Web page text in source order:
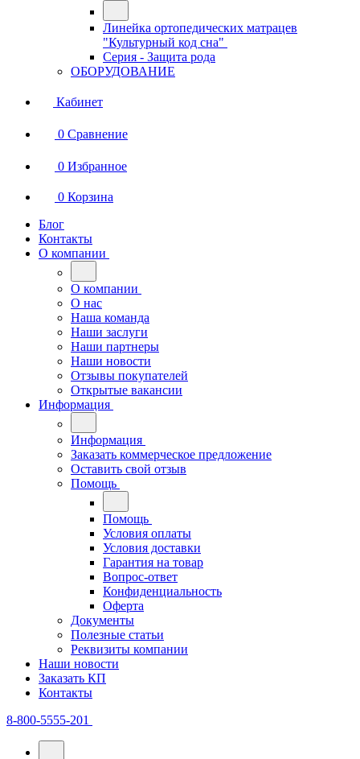
Линейка ортопедических матрацев
"Культурный код сна"
Серия - Защита рода
ОБОРУДОВАНИЕ
Кабинет
0 Сравнение
0 Избранное
0 Корзина
Блог
Контакты
О компании
О компании
О нас
Наша команда
Наши заслуги
Наши партнеры
Наши новости
Отзывы покупателей
Открытые вакансии
Информация
Информация
Заказать коммерческое предложение
Оставить свой отзыв
Помощь
Помощь
Условия оплаты
Условия доставки
Гарантия на товар
Вопрос-ответ
Конфиденциальность
Оферта
Документы
Полезные статьи
Реквизиты компании
Наши новости
Заказать КП
Контакты
8-800-5555-201